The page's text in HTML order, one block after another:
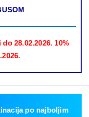
28.02.2026. 10%
po najboljim